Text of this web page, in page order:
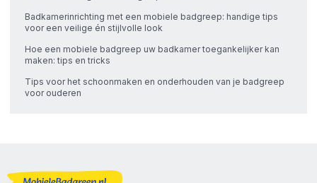
Badkamerinrichting met een mobiele badgreep: handige tips
voor een veilige én stijlvolle look
Hoe een mobiele badgreep uw badkamer toegankelijker kan
maken: tips en tricks
Tips voor het schoonmaken en onderhouden van je badgreep
voor ouderen